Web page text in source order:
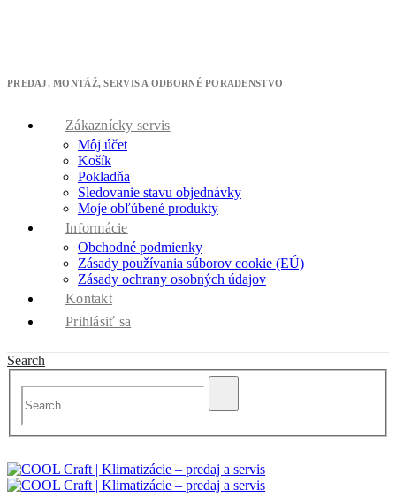
PREDAJ, MONTÁŽ, SERVIS A ODBORNÉ PORADENSTVO
Zákaznícky servis
Môj účet
Košík
Pokladňa
Sledovanie stavu objednávky
Moje obľúbené produkty
Informácie
Obchodné podmienky
Zásady používania súborov cookie (EÚ)
Zásady ochrany osobných údajov
Kontakt
Prihlásiť sa
Search